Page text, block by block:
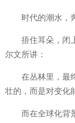
时代的潮水，
捂住耳朵，闭
尔文所讲：
在丛林里，最
壮的，而是对变化
而在全球化背